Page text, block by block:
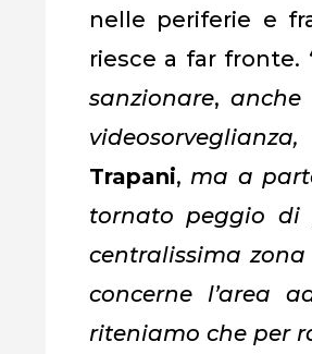
nelle periferie e
riesce a far fronte.
sanzionare, anche
videosorveglianza,
Trapani,ma a
tornato peggio di
centralissima
concerne l’area
riteniamo che per